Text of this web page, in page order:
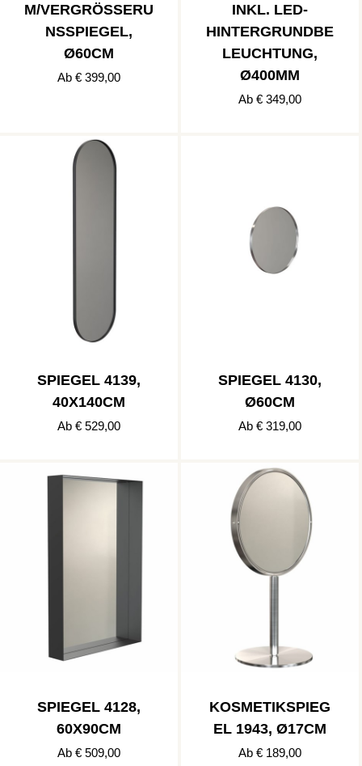
M/VERGRÖSSERUN
SSPIEGEL, Ø
60CM
Ab € 399,00
INKL. LED-
HINTERGRUNDBE
LEUCHTUNG,
Ø400MM
Ab € 349,00
SPIEGEL 4139,
40X140CM
Ab € 529,00
SPIEGEL 4130,
Ø60CM
Ab € 319,00
SPIEGEL 4128,
60X90CM
Ab € 509,00
KOSMETIKSPIEG
EL 1943, Ø17CM
Ab € 189,00